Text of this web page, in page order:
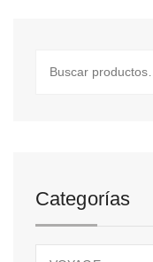
Categorías